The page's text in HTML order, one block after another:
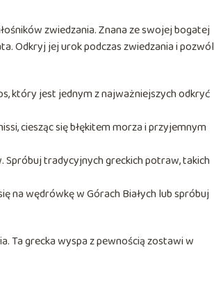
zwiedzania. Znana ze swojej bogatej
Odkryj jej urok podczas zwiedzania i pozwól
który jest jednym z najważniejszych odkryć
ciesząc się błękitem morza i przyjemnym
Spróbuj tradycyjnych greckich potraw, takich
na wędrówkę w Górach Białych lub spróbuj
Ta grecka wyspa z pewnością zostawi w